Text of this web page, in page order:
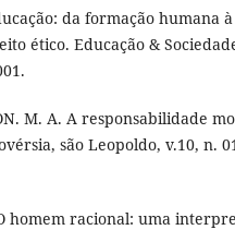
da formação humana à
ético. Educação &
M. A. A responsabilidade
são Leopoldo, v.10, n.
homem racional: uma